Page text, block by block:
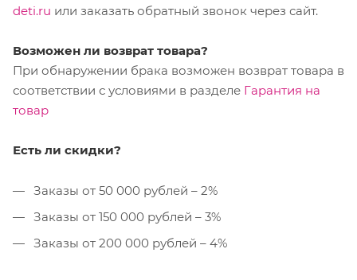
deti.ru или заказать обратный звонок через сайт.
Возможен ли возврат товара?
При обнаружении брака возможен возврат товара в
соответствии с условиями в разделе Гарантия на
товар
Есть ли скидки?
Заказы от 50 000 рублей – 2%
Заказы от 150 000 рублей – 3%
Заказы от 200 000 рублей – 4%